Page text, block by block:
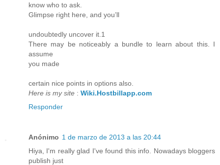
know who to ask.
Glimpse right here, and you’ll
undoubtedly uncover it.1
There may be noticeably a bundle to learn about this. I
assume
you made
certain nice points in options also.
Here is my site : Wiki.Hostbillapp.com
Responder
Anónimo 1 de marzo de 2013 a las 20:44
Hiya, I'm really glad I've found this info. Nowadays bloggers
publish just